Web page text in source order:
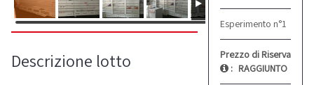
Esperimento n°1
Prezzo di Riserva
: RAGGIUNTO
Descrizione lotto